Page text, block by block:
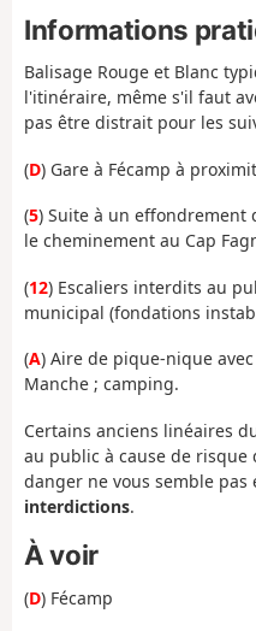
Informations
Balisage Rouge et Blanc
l'itinéraire, même s'il faut
pas être distrait pour les
(D) Gare à Fécamp à
(5) Suite à un effondrement
le cheminement au Cap
(12) Escaliers interdits au
municipal (fondations
(A) Aire de pique-nique
Manche ; camping.
Certains anciens linéaires
au public à cause de
danger ne vous semble pas
interdictions.
À voir
(D) Fécamp